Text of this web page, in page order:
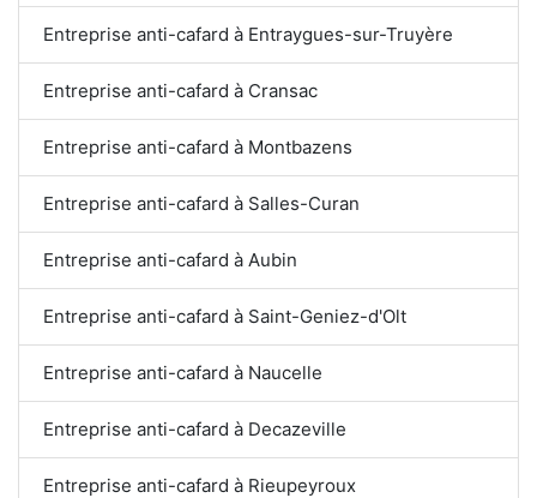
Entreprise anti-cafard à Entraygues-sur-Truyère
Entreprise anti-cafard à Cransac
Entreprise anti-cafard à Montbazens
Entreprise anti-cafard à Salles-Curan
Entreprise anti-cafard à Aubin
Entreprise anti-cafard à Saint-Geniez-d'Olt
Entreprise anti-cafard à Naucelle
Entreprise anti-cafard à Decazeville
Entreprise anti-cafard à Rieupeyroux